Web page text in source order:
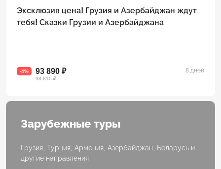
Эксклюзив цена! Грузия и Азербайджан ждут
тебя! Сказки Грузии и Азербайджана
-4% 93 890 ₽
98 810 ₽
8 дней
Зарубежные туры
Грузия, Турция, Армения, Азербайджан, Беларусь и
другие направления